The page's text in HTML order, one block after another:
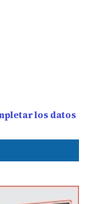
los datos